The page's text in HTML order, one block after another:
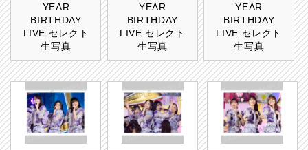
YEAR
BIRTHDAY
LIVE セレクト
生写真
YEAR
BIRTHDAY
LIVE セレクト
生写真
YEAR
BIRTHDAY
LIVE セレクト
生写真